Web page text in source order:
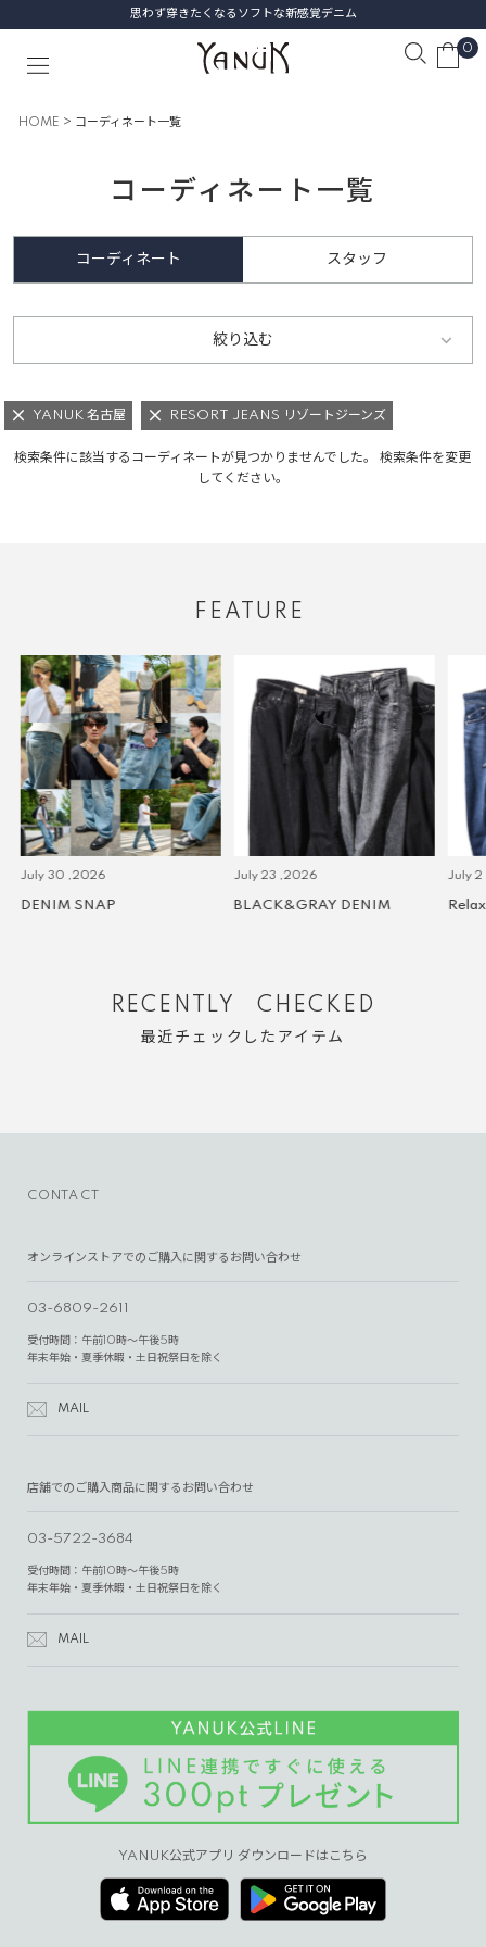
思わず穿きたくなるソフトな新感覚デニム
0
HOME コーディネート一覧
コーディネート一覧
コーディネート スタッフ
絞り込む
YANUK 名古屋 RESORT JEANS リゾートジーンズ
検索条件に該当するコーディネートが見つかりませんでした。 検索条件を変更
してください。
FEATURE
July 30 ,2026
DENIM SNAP
July 23 ,2026
BLACK&GRAY DENIM
July 2
Relax
RECENTLY CHECKED
最近チェックしたアイテム
CONTACT
オンラインストアでのご購入に関するお問い合わせ
03-6809-2611
受付時間：午前10時～午後5時
年末年始・夏季休暇・土日祝祭日を除く
MAIL
店舗でのご購入商品に関するお問い合わせ
03-5722-3684
受付時間：午前10時～午後5時
年末年始・夏季休暇・土日祝祭日を除く
MAIL
YANUK公式アプリ ダウンロードはこちら